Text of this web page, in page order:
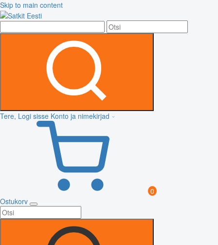
Skip to main content
Tere, Logi sisse Konto ja nimekirjad
0
Ostukorv